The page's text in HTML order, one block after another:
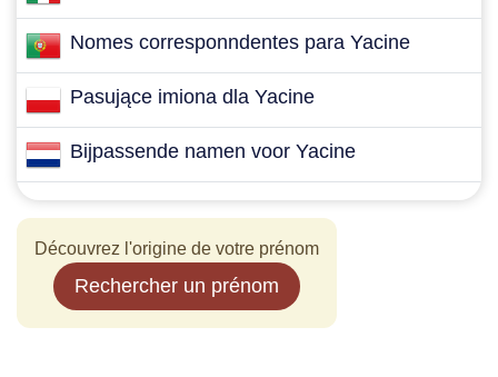
Nomes corresponndentes para Yacine
Pasujące imiona dla Yacine
Bijpassende namen voor Yacine
Découvrez l'origine de votre prénom
Rechercher un prénom